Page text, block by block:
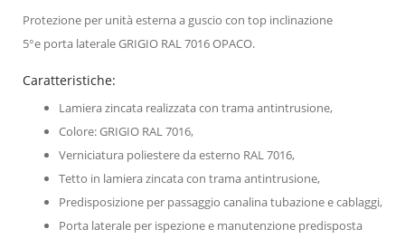
Protezione per unità esterna a guscio con top inclinazione
5°e porta laterale GRIGIO RAL 7016 OPACO.
Caratteristiche:
Lamiera zincata realizzata con trama antintrusione,
Colore: GRIGIO RAL 7016,
Verniciatura poliestere da esterno RAL 7016,
Tetto in lamiera zincata con trama antintrusione,
Predisposizione per passaggio canalina tubazione e cablaggi,
Porta laterale per ispezione e manutenzione predisposta